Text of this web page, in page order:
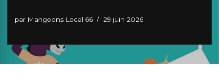
par Mangeons Local 66 29 juin 2026